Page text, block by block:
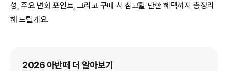
성, 주요 변화 포인트, 그리고 구매 시 참고할 만한 혜택까지 총정리
해 드릴게요.
2026 아반떼 더 알아보기